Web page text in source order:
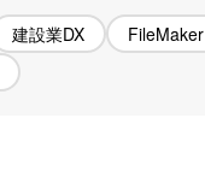
建設業DX
FileMaker